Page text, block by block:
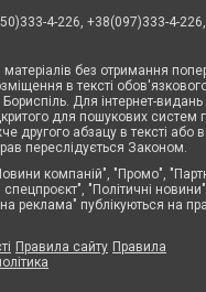
4-226, +38(097)333-4-
без отримання
в тексті
Для інтернет-
для пошукових систем
другого абзацу в тексті або
переслідується Законом.
компаній", "Промо",
"Політичні
реклама" публікуються на
Правила сайту Правила